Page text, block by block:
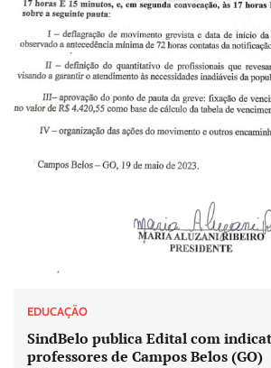
EDUCAÇÃO
SindBelo publica Edital com
professores de Campos Belos (GO)